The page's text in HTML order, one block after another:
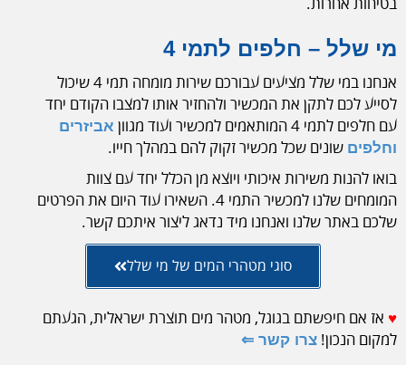
בטיחות אחרות.
מי שלל – חלפים לתמי 4
אנחנו במי שלל מציעים עבורכם שירות מומחה תמי 4 שיכול
לסייע לכם לתקן את המכשיר ולהחזיר אותו למצבו הקודם יחד
עם חלפים לתמי 4 המותאמים למכשיר ועוד מגוון
אביזרים
וחלפים שונים שכל מכשיר זקוק להם במהלך חייו.
בואו להנות משירות איכותי ויוצא מן הכלל יחד עם צוות
המומחים שלנו למכשיר התמי 4. השאירו עוד היום את הפרטים
שלכם באתר שלנו ואנחנו מיד נדאג ליצור איתכם קשר.
סוגי מטהרי המים של מי שלל
♥ אז אם חיפשתם בגוגל, מטהר מים תוצרת ישראלית, הגעתם
למקום הנכון! צרו קשר ⇐